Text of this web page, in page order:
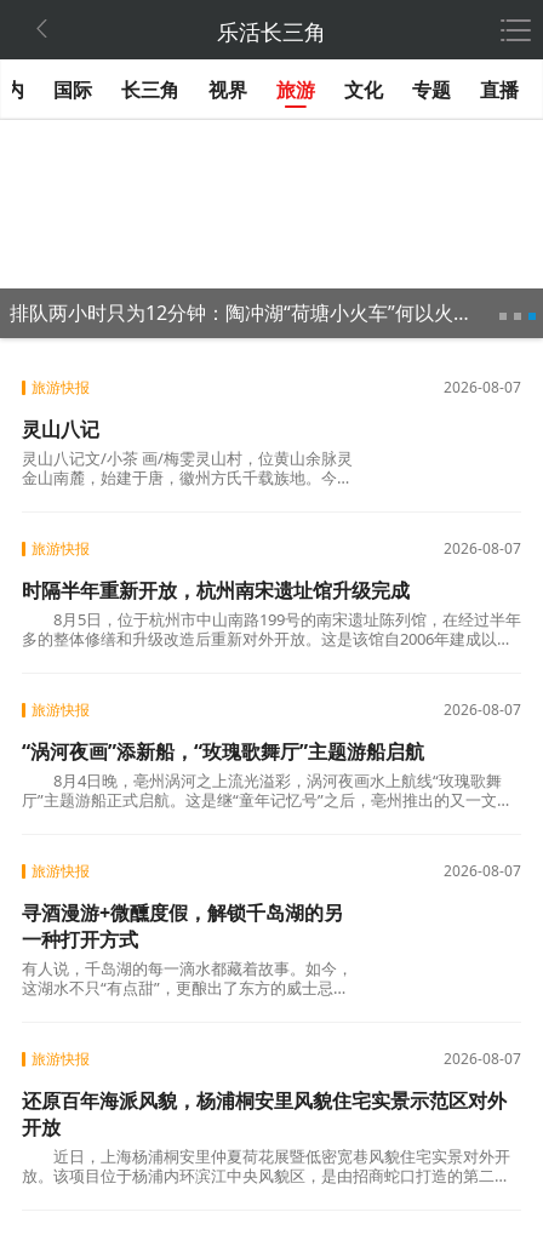
 乐活长三角
国际 长三角 视界 旅游 文化 专题 直播
排队两小时只为12分钟：陶冲湖“荷塘小火车”何以火爆出圈?
2026-08-07
旅游快报
灵山八记
灵山八记文/小茶 画/梅雯灵山村，位黄山余脉灵
金山南麓，始建于唐，徽州方氏千载族地。今属
2026-08-07
旅游快报
时隔半年重新开放，杭州南宋遗址馆升级完成
8月5日，位于杭州市中山南路199号的南宋遗址陈列馆，在经过半年
多的整体修缮和升级改造后重新对外开放。这是该馆自2006年建成以来
2026-08-07
旅游快报
“涡河夜画”添新船，“玫瑰歌舞厅”主题游船启航
8月4日晚，亳州涡河之上流光溢彩，涡河夜画水上航线“玫瑰歌舞
厅”主题游船正式启航。这是继“童年记忆号”之后，亳州推出的又一文化
2026-08-07
旅游快报
寻酒漫游+微醺度假，解锁千岛湖的另
一种打开方式
有人说，千岛湖的每一滴水都藏着故事。如今，
这湖水不只“有点甜”，更酿出了东方的威士忌香
2026-08-07
旅游快报
还原百年海派风貌，杨浦桐安里风貌住宅实景示范区对外
开放
近日，上海杨浦桐安里仲夏荷花展暨低密宽巷风貌住宅实景对外开
放。该项目位于杨浦内环滨江中央风貌区，是由招商蛇口打造的第二座